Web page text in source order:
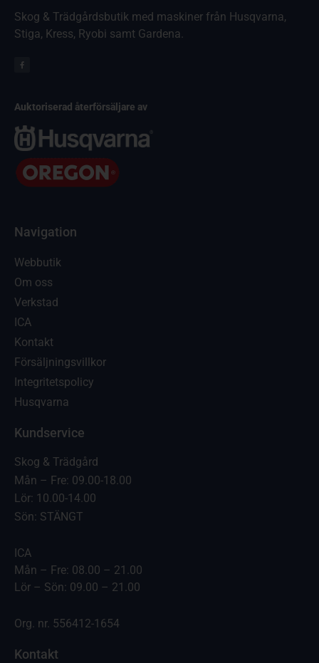
Skog & Trädgårdsbutik med maskiner från Husqvarna,
Stiga, Kress, Ryobi samt Gardena.
Auktoriserad återförsäljare av
Navigation
Webbutik
Om oss
Verkstad
ICA
Kontakt
Försäljningsvillkor
Integritetspolicy
Husqvarna
Kundservice
Skog & Trädgård
Mån – Fre: 09.00-18.00
Lör: 10.00-14.00
Sön: STÄNGT
ICA
Mån – Fre: 08.00 – 21.00
Lör – Sön: 09.00 – 21.00
Org. nr. 556412-1654
Kontakt